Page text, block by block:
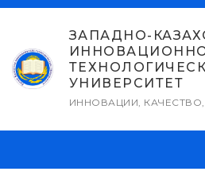
Перейти
содержимому
ЗАПАДНО-
УНИВЕРСИТЕТ
ИННОВАЦИИ,